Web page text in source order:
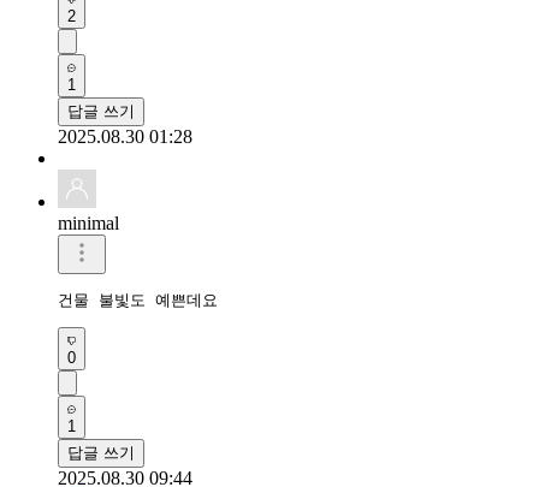
2
1
답글 쓰기
2025.08.30 01:28
minimal
건물 불빛도 예쁜데요
0
1
답글 쓰기
2025.08.30 09:44